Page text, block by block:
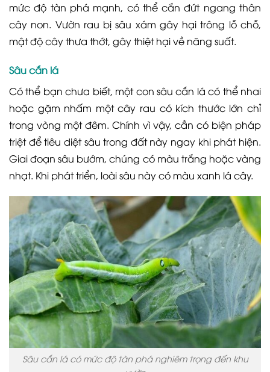
mức độ tàn phá mạnh, có thể cắn đứt ngang thân
cây non. Vườn rau bị sâu xám gây hại trông lỗ chỗ,
mật độ cây thưa thớt, gây thiệt hại về năng suất.
Sâu cắn lá
Có thể bạn chưa biết, một con sâu cắn lá có thể nhai
hoặc gặm nhấm một cây rau có kích thước lớn chỉ
trong vòng một đêm. Chính vì vậy, cần có biện pháp
triệt để tiêu diệt sâu trong đất này ngay khi phát hiện.
Giai đoạn sâu bướm, chúng có màu trắng hoặc vàng
nhạt. Khi phát triển, loài sâu này có màu xanh lá cây.
Sâu cắn lá có mức độ tàn phá nghiêm trọng đến khu